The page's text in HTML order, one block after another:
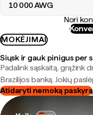
10 000AWG
Nori
MOKĖJIMAI
Siųsk ir gauk pinigus per
Padalink sąskaitą, grąžink
Brazilijos banką. Jokių
Atidaryti nemoką paskyrą